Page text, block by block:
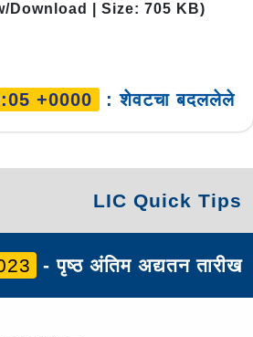
Download | Size: 705 KB)
+0000 : शेवटचा बदललेले
LIC Quick Tips
- पृष्ठ अंतिम अद्यतन तारीख